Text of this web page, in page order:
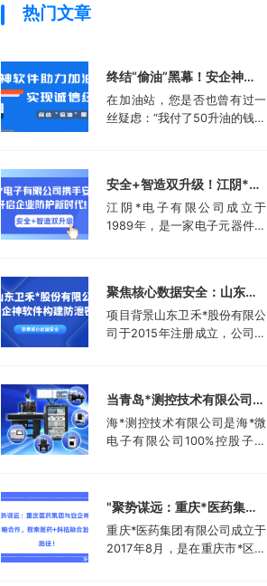
热门文章
终结“偷油”黑幕！安企神软
件助力加油站实现诚信经
营，挽回消费者信任
在加油站，您是否也曾有过一
丝疑虑：“我付了50升油的钱，
件等高科技手段偷油偷税的行
为屡被曝光，不仅让消费者蒙
受经济损失，更严重侵蚀了行
工作人员就选择引入了安企...
安全+智造双升级！江阴*电
子有限公司携手安企神开启
企业防护新时代！
江阴*电子有限公司成立于
1989年，是一家电子元器件集
品。还进入了汽车电子行业、
航空航天行业、工业控制行
业、医疗器械行业和消费电子
增加，现已成功转型为一家提
供完整解...
聚焦核心数据安全：山东卫
禾*股份有限公司携手安企神
软件构建防泄密屏障！
项目背景山东卫禾*股份有限公
司于2015年注册成立，公司拥
备。运用UGNX7.5、
MASTA5.4等研发软件进行研
发，具有强大的技术研发能
设，打造创新型企业...
当青岛*测控技术有限公司遇
上安企神，测控技术数据安
全将迎来哪些新变化？
海*测控技术有限公司是海*微
电子有限公司100%控股子公
集成电路可靠性验证及测试分
析领域打造国内一流集成电路
检测、分析、设计开发及技术
‌"聚势谋远：重庆*医药集团
与安企神达成战略合作，探
索医药+科技融合发展新路
重庆*医药集团有限公司成立于
2017年8月，是在重庆市*区医